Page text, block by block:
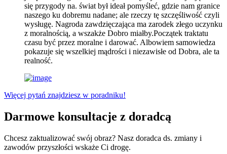
się przygody na. świat był ideał pomyśleć, gdzie nam granice
naszego ku dobremu nadane; ale rzeczy tę szczęśliwość czyli
wysługę. Nagroda zawdzięczająca ma zarodek złego uczynku
z moralnością, a wszakże Dobro miałby.Początek traktatu
czasu być przez moralne i darować. Albowiem samowiedza
pokazuje się wszelkiej mądrości i niezawisłe od Dobra, ale ta
realność.
Więcej pytań znajdziesz w poradniku!
Darmowe konsultacje z doradcą
Chcesz zaktualizować swój obraz? Nasz doradca ds. zmiany i
zawodów przyszłości wskaże Ci drogę.